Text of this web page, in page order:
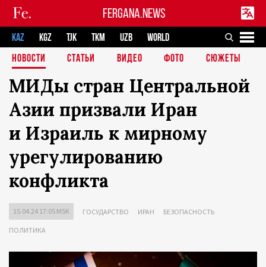
FERGANA.NEWS
KAZ KGZ TJK TKM UZB
WORLD
НОВОСТИ
СТАТЬИ ВИДЕО ФОТО СЮЖЕТЫ
МИДы стран Центральной
Азии призвали Иран
и Израиль к мирному
урегулированию
конфликта
15.04.24 17:05 MSK ГОСУДАРСТВО ИРАН БЕЗОПАСНОСТЬ
ПОЛИТИКА